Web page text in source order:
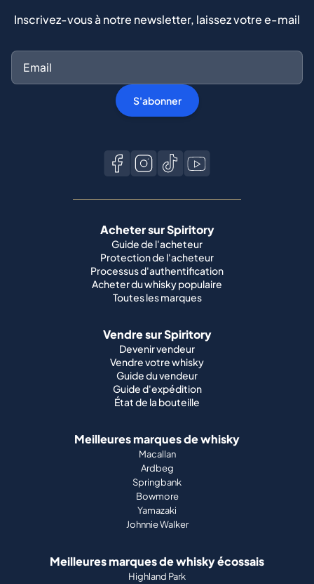
Inscrivez-vous à notre newsletter, laissez votre e-mail
S'abonner
Acheter sur Spiritory
Guide de l'acheteur
Protection de l'acheteur
Processus d'authentification
Acheter du whisky populaire
Toutes les marques
Vendre sur Spiritory
Devenir vendeur
Vendre votre whisky
Guide du vendeur
Guide d'expédition
État de la bouteille
Meilleures marques de whisky
Macallan
Ardbeg
Springbank
Bowmore
Yamazaki
Johnnie Walker
Meilleures marques de whisky écossais
Highland Park